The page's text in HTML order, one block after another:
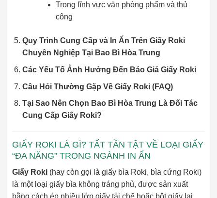
Trong lĩnh vực văn phòng phẩm và thủ
công
Quy Trình Cung Cấp và In Ấn Trên Giấy Roki
Chuyên Nghiệp Tại Bao Bì Hòa Trung
Các Yếu Tố Ảnh Hưởng Đến Báo Giá Giấy Roki
Câu Hỏi Thường Gặp Về Giấy Roki (FAQ)
Tại Sao Nên Chọn Bao Bì Hòa Trung Là Đối Tác
Cung Cấp Giấy Roki?
GIẤY ROKI LÀ GÌ? TẤT TẦN TẬT VỀ LOẠI GIẤY
“ĐA NĂNG” TRONG NGÀNH IN ẤN
Giấy Roki (hay còn gọi là giấy bìa Roki, bìa cứng Roki)
là một loại giấy bìa không tráng phủ, được sản xuất
bằng cách ép nhiều lớp giấy tái chế hoặc bột giấy lại